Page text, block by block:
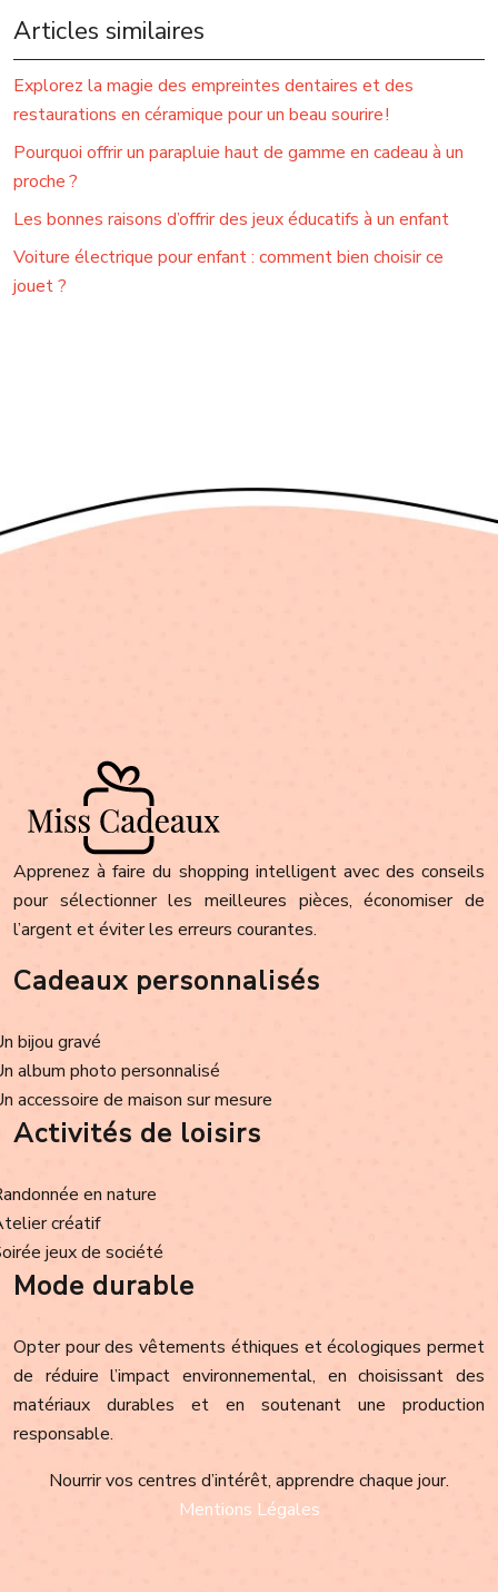
Articles similaires
Explorez la magie des empreintes dentaires et des
restaurations en céramique pour un beau sourire !
Pourquoi offrir un parapluie haut de gamme en cadeau à un
proche ?
Les bonnes raisons d’offrir des jeux éducatifs à un enfant
Voiture électrique pour enfant : comment bien choisir ce
jouet ?
Apprenez à faire du shopping intelligent avec des conseils
pour sélectionner les meilleures pièces, économiser de
l’argent et éviter les erreurs courantes.
Cadeaux personnalisés
bijou gravé
album photo personnalisé
accessoire de maison sur mesure
Activités de loisirs
en nature
créatif
jeux de société
Mode durable
Opter pour des vêtements éthiques et écologiques permet
de réduire l’impact environnemental, en choisissant des
matériaux durables et en soutenant une production
responsable.
Nourrir vos centres d’intérêt, apprendre chaque jour.
Mentions Légales